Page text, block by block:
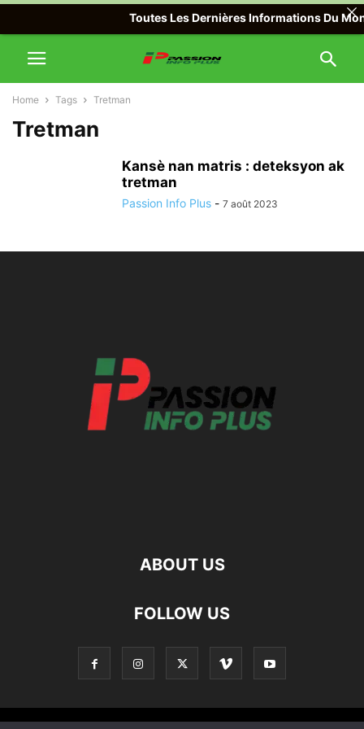
Home Tags Tretman
Tretman
Kansè nan matris : deteksyon ak
tretman
Passion Info Plus - 7 août 2023
ABOUT US
FOLLOW US
Toutes Les Dernières Informations Du